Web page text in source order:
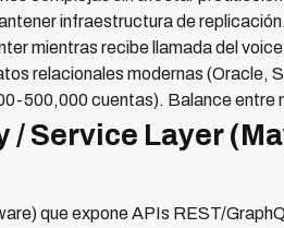
infraestructura de
mientras recibe llamada del
relacionales modernas (Oracle,
500,000 cuentas). Balance entre
/ Service Layer
que expone APIs REST/